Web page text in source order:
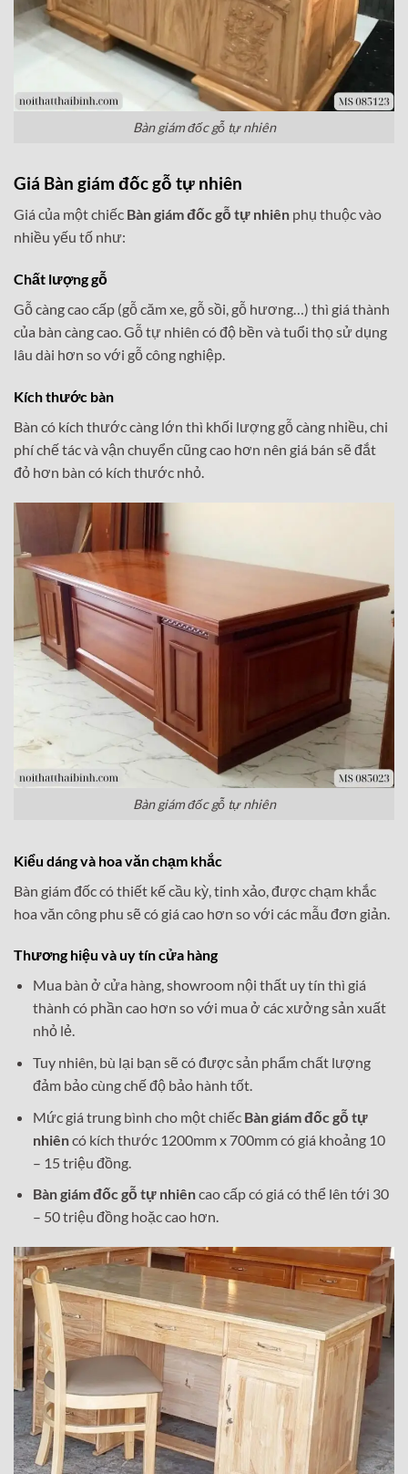
Bàn giám đốc gỗ tự nhiên
Giá Bàn giám đốc gỗ tự nhiên
Giá của một chiếc Bàn giám đốc gỗ tự nhiên phụ thuộc vào
nhiều yếu tố như:
Chất lượng gỗ
Gỗ càng cao cấp (gỗ căm xe, gỗ sồi, gỗ hương…) thì giá thành
của bàn càng cao. Gỗ tự nhiên có độ bền và tuổi thọ sử dụng
lâu dài hơn so với gỗ công nghiệp.
Kích thước bàn
Bàn có kích thước càng lớn thì khối lượng gỗ càng nhiều, chi
phí chế tác và vận chuyển cũng cao hơn nên giá bán sẽ đắt
đỏ hơn bàn có kích thước nhỏ.
Bàn giám đốc gỗ tự nhiên
Kiểu dáng và hoa văn chạm khắc
Bàn giám đốc có thiết kế cầu kỳ, tinh xảo, được chạm khắc
hoa văn công phu sẽ có giá cao hơn so với các mẫu đơn giản.
Thương hiệu và uy tín cửa hàng
Mua bàn ở cửa hàng, showroom nội thất uy tín thì giá
thành có phần cao hơn so với mua ở các xưởng sản xuất
nhỏ lẻ.
Tuy nhiên, bù lại bạn sẽ có được sản phẩm chất lượng
đảm bảo cùng chế độ bảo hành tốt.
Mức giá trung bình cho một chiếc Bàn giám đốc gỗ tự
nhiêncó kích thước 1200mm x 700mm có giá khoảng 10
– 15 triệu đồng.
Bàn giám đốc gỗ tự nhiêncao cấp có giá có thể lên tới 30
– 50 triệu đồng hoặc cao hơn.